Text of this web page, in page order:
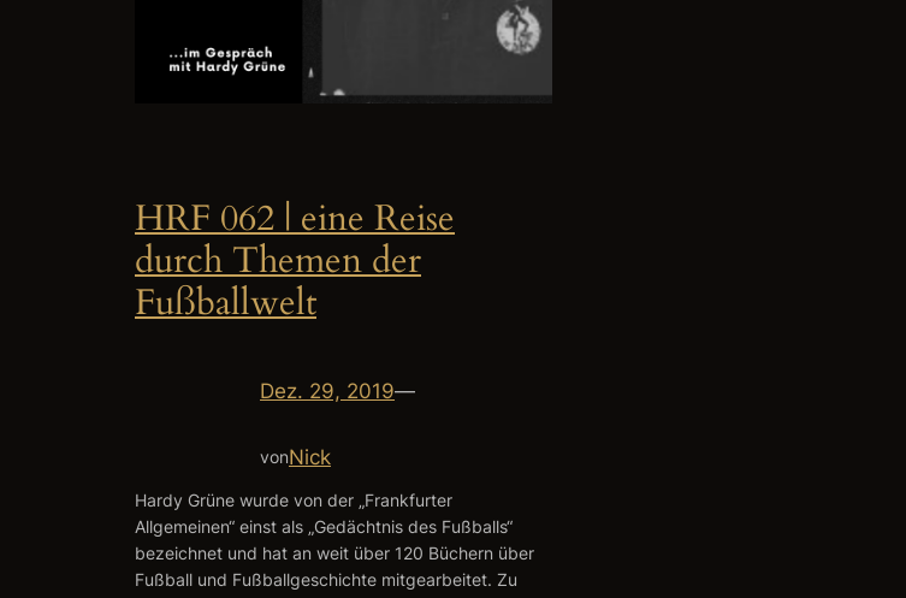
HRF 062 | eine Reise
durch Themen der
Fußballwelt
Dez. 29, 2019—
vonNick
Hardy Grüne wurde von der „Frankfurter
Allgemeinen“ einst als „Gedächtnis des Fußballs“
bezeichnet und hat an weit über 120 Büchern über
Fußball und Fußballgeschichte mitgearbeitet. Zu